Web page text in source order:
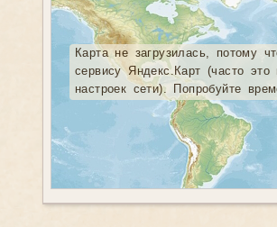
Карта не загрузилась, потому
сервису Яндекс.Карт (часто
настроек сети). Попробуйте